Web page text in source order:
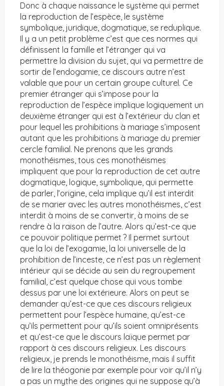
Donc à chaque naissance le système qui permet
la reproduction de l’espèce, le système
symbolique, juridique, dogmatique, se reduplique.
Il y a un petit problème c’est que ces normes qui
définissent la famille et l’étranger qui va
permettre la division du sujet, qui va permettre de
sortir de l’endogamie, ce discours autre n’est
valable que pour un certain groupe culturel. Ce
premier étranger qui s’impose pour la
reproduction de l’espèce implique logiquement un
deuxième étranger qui est à l’extérieur du clan et
pour lequel les prohibitions à mariage s’imposent
autant que les prohibitions à mariage du premier
cercle familial. Ne prenons que les grands
monothéismes, tous ces monothéismes
impliquent que pour la reproduction de cet autre
dogmatique, logique, symbolique, qui permette
de parler, l’origine, cela implique qu’il est interdit
de se marier avec les autres monothéismes, c’est
interdit à moins de se convertir, à moins de se
rendre à la raison de l’autre. Alors qu’est-ce que
ce pouvoir politique permet ? Il permet surtout
que la loi de l’exogamie, la loi universelle de la
prohibition de l’inceste, ce n’est pas un règlement
intérieur qui se décide au sein du regroupement
familial, c’est quelque chose qui vous tombe
dessus par une loi extérieure. Alors on peut se
demander qu’est-ce que ces discours religieux
permettent pour l’espèce humaine, qu’est-ce
qu’ils permettent pour qu’ils soient omniprésents
et qu’est-ce que le discours laïque permet par
rapport à ces discours religieux. Les discours
religieux, je prends le monothéisme, mais il suffit
de lire la théogonie par exemple pour voir qu’il n’y
a pas un mythe des origines qui ne suppose qu’à